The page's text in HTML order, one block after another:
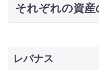
それぞれの資産
レバナス